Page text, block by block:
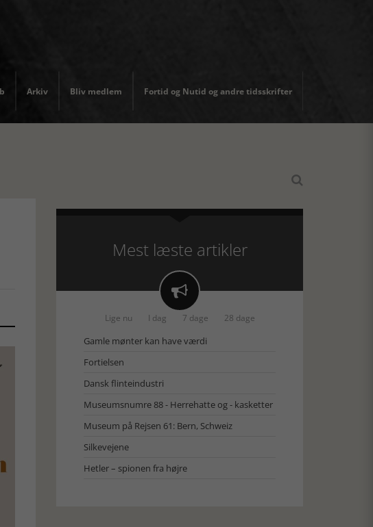
Arkiv Bliv medlem Fortid og Nutid og andre tidsskrifter

Mest læste artikler

Lige nu I dag 7 dage 28 dage
Gamle mønter kan have værdi
Fortielsen
Dansk flinteindustri
Museumsnumre 88 - Herrehatte og - kasketter
Museum på Rejsen 61: Bern, Schweiz
Silkevejene
Hetler – spionen fra højre